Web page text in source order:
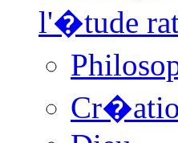
l'�tude